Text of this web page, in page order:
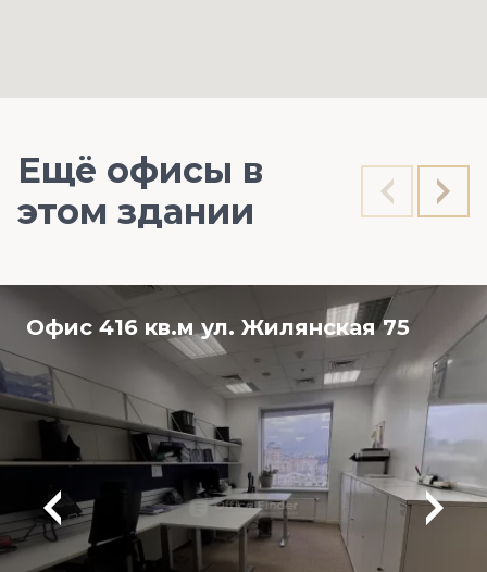
Ещё офисы в
этом здании
Офис 416 кв.м ул. Жилянская 75